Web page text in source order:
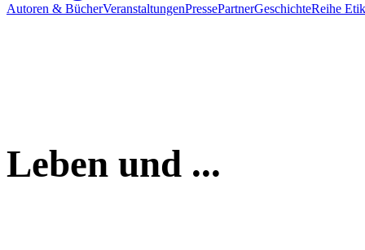
Autoren & BücherVeranstaltungenPressePartnerGeschichteReihe
Leben und ...